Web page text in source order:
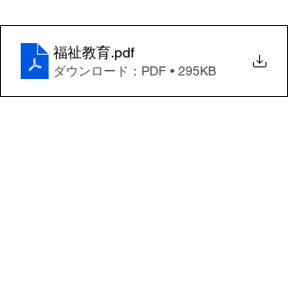
福祉教育.pdf
ダウンロード：PDF • 295KB